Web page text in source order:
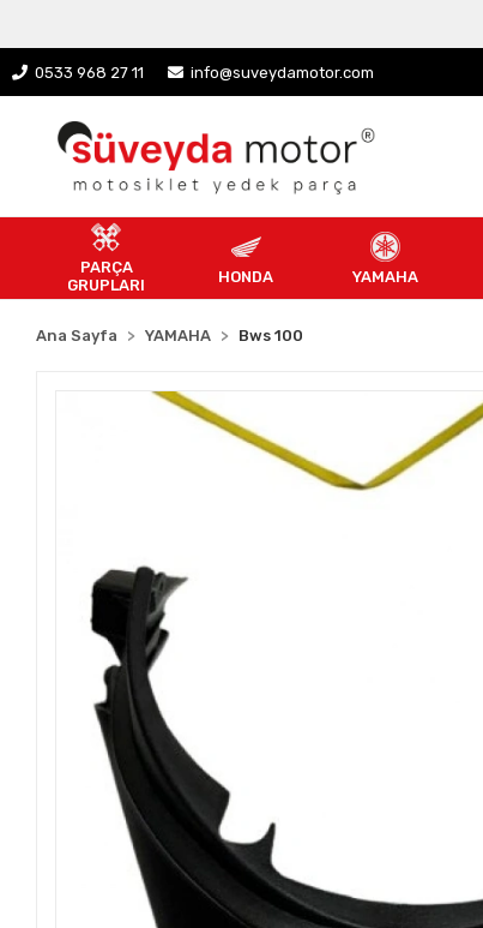
0533 968 27 11 info@suveydamotor.com
PARÇA
GRUPLARI
HONDA YAMAHA
Ana Sayfa YAMAHA Bws 100